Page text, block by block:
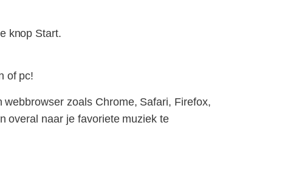
knop Start.
of pc!
zoals Chrome, Safari, Firefox,
overal naar je favoriete muziek te